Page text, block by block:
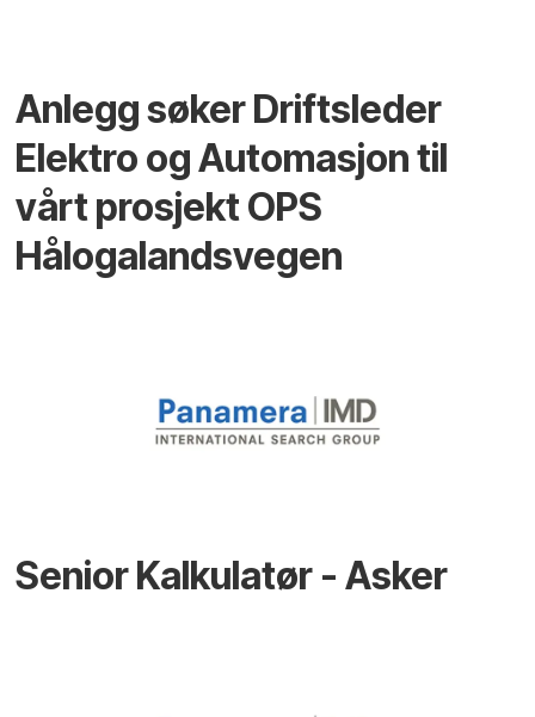
Anlegg søker Driftsleder
Elektro og Automasjon til
vårt prosjekt OPS
Hålogalandsvegen
Senior Kalkulatør - Asker